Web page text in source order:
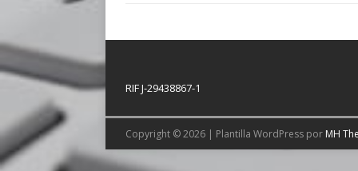
RIF J-29438867-1
Copyright © 2026 | Plantilla WordPress por MH